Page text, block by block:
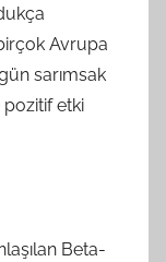
Avrupa
sarımsak
pozitif etki
Beta-